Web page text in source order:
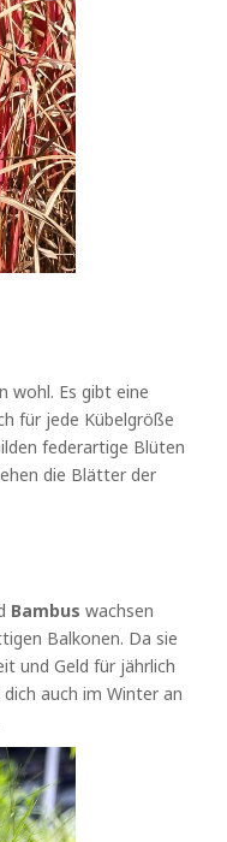
wohl. Es gibt eine
für jede Kübelgröße
federartige Blüten
die Blätter der
Bambus wachsen
Balkonen. Da sie
und Geld für jährlich
auch im Winter an